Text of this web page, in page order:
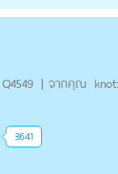
Q4549 | จากคุณ
3641